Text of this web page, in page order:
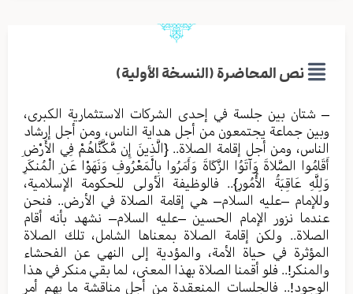
نص المحاضرة (النسخة الأولية)
– شتان بين جلسة في إحدى الشركات الاستثمارية الكبرى،
وبين جماعة يجتمعون من أجل هداية الناس، ومن أجل إرشاد
الناس، ومن أجل إقامة الصلاة.. {الَّذِينَ إِن مَّكَّنَّاهُمْ فِي الأَرْضِ
أَقَامُوا الصَّلاةَ وَآتَوُا الزَّكَاةَ وَأَمَرُوا بِالْمَعْرُوفِ وَنَهَوْا عَنِ الْمُنكَرِ
وَلِلَّهِ عَاقِبَةُ الأُمُورِ}.. فالوظيفة الأولى للحكومة الإسلامية،
وللإمام –عليه السلام– هي إقامة الصلاة في الأرض.. فنحن
عندما نزور الإمام الحسين –عليه السلام– نشهد بأنه أقام
الصلاة.. ولكن إقامة الصلاة بمعناها الشامل، تلك الصلاة
المؤثرة في حياة الأمة، والمؤدية إلى النهي عن الفحشاء
والمنكر!.. فلو أقمنا الصلاة بهذا المعنى، لما بقي منكر في هذا
الوجود!.. فالجلسات المنعقدة من أجل مناقشة ما يهم أمر